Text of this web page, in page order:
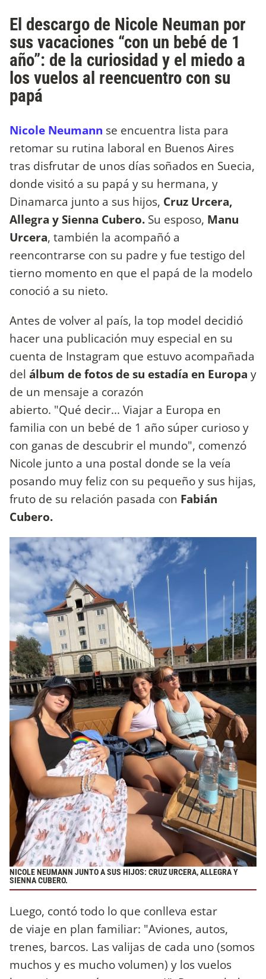
El descargo de Nicole Neuman por
sus vacaciones “con un bebé de 1
año”: de la curiosidad y el miedo a
los vuelos al reencuentro con su
papá
Nicole Neumann se encuentra lista para
retomar su rutina laboral en Buenos Aires
tras disfrutar de unos días soñados en Suecia,
donde visitó a su papá y su hermana, y
Dinamarca junto a sus hijos, Cruz Urcera,
Allegra y Sienna Cubero. Su esposo, Manu
Urcera, también la acompañó a
reencontrarse con su padre y fue testigo del
tierno momento en que el papá de la modelo
conoció a su nieto.
Antes de volver al país, la top model decidió
hacer una publicación muy especial en su
cuenta de Instagram que estuvo acompañada
del álbum de fotos de su estadía en Europa y
de un mensaje a corazón
abierto. "Qué decir... Viajar a Europa en
familia con un bebé de 1 año súper curioso y
con ganas de descubrir el mundo", comenzó
Nicole junto a una postal donde se la veía
posando muy feliz con su pequeño y sus hijas,
fruto de su relación pasada con Fabián
Cubero.
NICOLE NEUMANN JUNTO A SUS HIJOS: CRUZ URCERA, ALLEGRA Y
SIENNA CUBERO.
Luego, contó todo lo que conlleva estar
de viaje en plan familiar: "Aviones, autos,
trenes, barcos. Las valijas de cada uno (somos
muchos y es mucho volumen) y los vuelos